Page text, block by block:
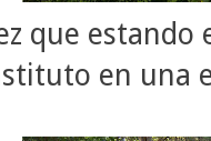
que
en una